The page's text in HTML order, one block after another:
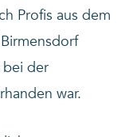
Profis aus dem
bei der
war.